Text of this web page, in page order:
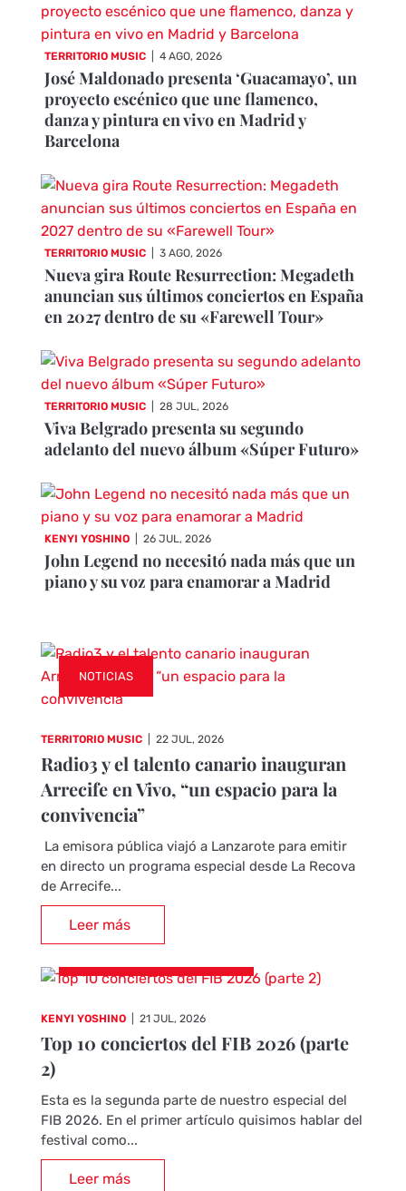
TERRITORIO MUSIC 4 AGO, 2026
José Maldonado presenta ‘Guacamayo’, un
proyecto escénico que une flamenco,
danza y pintura en vivo en Madrid y
Barcelona
TERRITORIO MUSIC 3 AGO, 2026
Nueva gira Route Resurrection: Megadeth
anuncian sus últimos conciertos en España
en 2027 dentro de su «Farewell Tour»
TERRITORIO MUSIC 28 JUL, 2026
Viva Belgrado presenta su segundo
adelanto del nuevo álbum «Súper Futuro»
KENYI YOSHINO 26 JUL, 2026
John Legend no necesitó nada más que un
piano y su voz para enamorar a Madrid
NOTICIAS
TERRITORIO MUSIC 22 JUL, 2026
Radio3 y el talento canario inauguran
Arrecife en Vivo, “un espacio para la
convivencia”
La emisora pública viajó a Lanzarote para emitir
en directo un programa especial desde La Recova
de Arrecife...
Leer más
KENYI YOSHINO 21 JUL, 2026
Top 10 conciertos del FIB 2026 (parte
2)
Esta es la segunda parte de nuestro especial del
FIB 2026. En el primer artículo quisimos hablar del
festival como...
Leer más